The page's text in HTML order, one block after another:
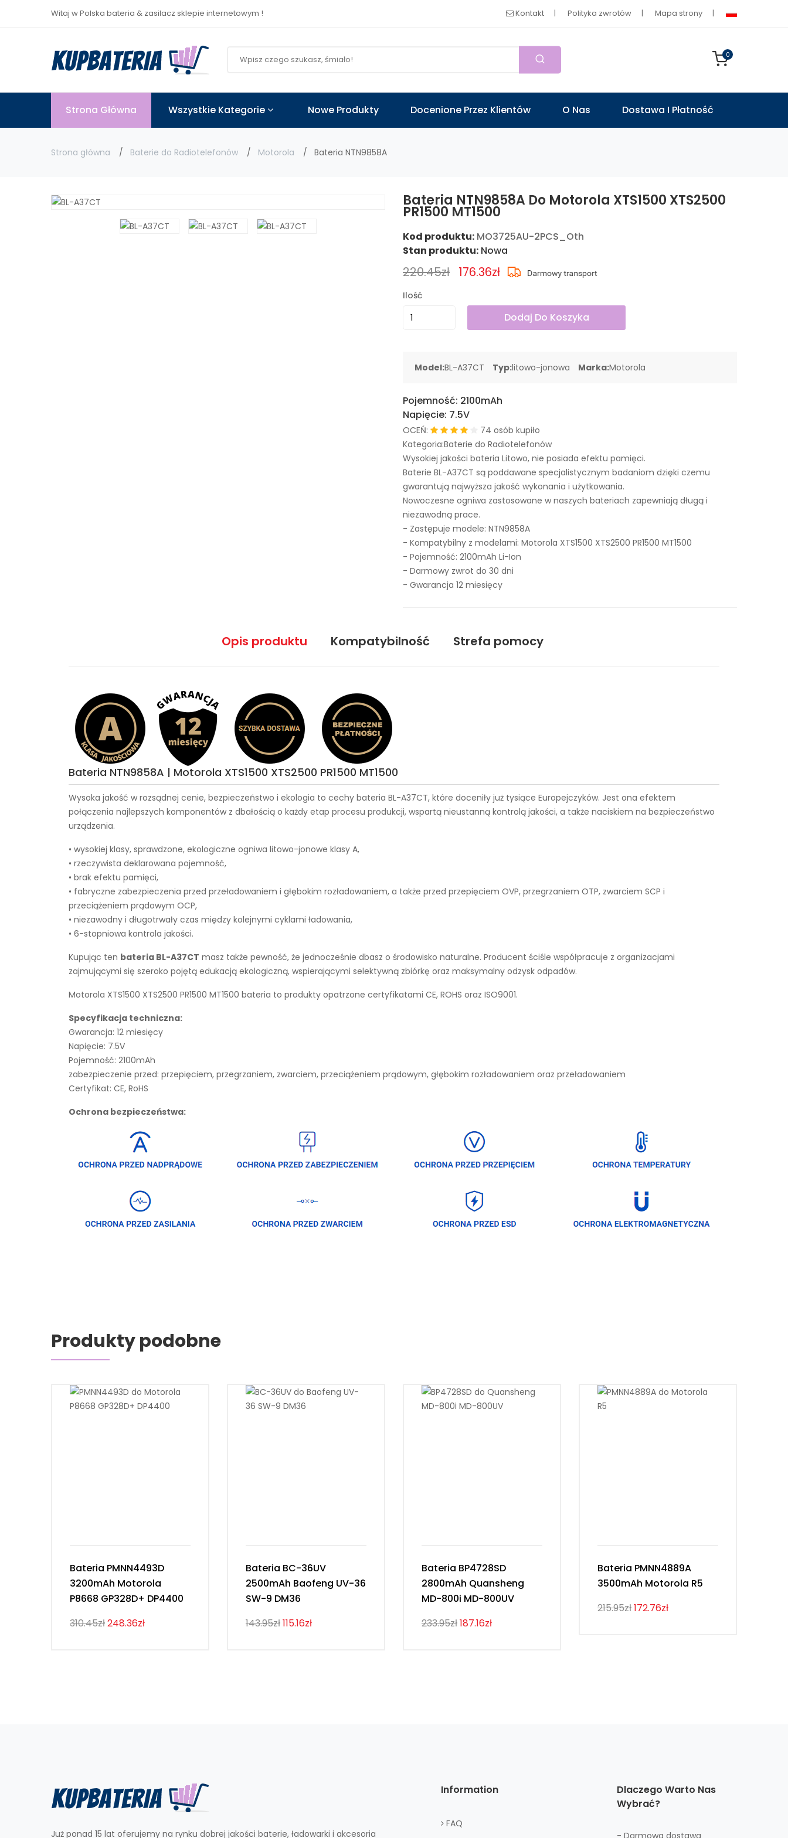
Witaj w Polska bateria & zasilacz sklepie internetowym ! Kontakt Polityka zwrotów Mapa strony
0
Strona Główna Wszystkie Kategorie Nowe Produkty Docenione Przez Klientów O Nas Dostawa I Płatność
Strona główna Baterie do Radiotelefonów Motorola Bateria NTN9858A
Bateria NTN9858A Do Motorola XTS1500 XTS2500
PR1500 MT1500
Kod produktu: MO3725AU-2PCS_Oth
Stan produktu: Nowa
220.45zł 176.36zł
Ilość
Dodaj Do Koszyka
Model:BL-A37CT Typ:litowo-jonowa Marka:Motorola
Pojemność: 2100mAh
Napięcie: 7.5V
OCEŃ:
74 osób kupiło
Kategoria:Baterie do Radiotelefonów
Wysokiej jakości bateria Litowo, nie posiada efektu pamięci.
Baterie BL-A37CT są poddawane specjalistycznym badaniom dzięki czemu
gwarantują najwyższa jakość wykonania i użytkowania.
Nowoczesne ogniwa zastosowane w naszych bateriach zapewniają długą i
niezawodną prace.
- Zastępuje modele: NTN9858A
- Kompatybilny z modelami: Motorola XTS1500 XTS2500 PR1500 MT1500
- Pojemność: 2100mAh Li-Ion
- Darmowy zwrot do 30 dni
- Gwarancja 12 miesięcy
Opis produktu Kompatybilność Strefa pomocy
Bateria NTN9858A | Motorola XTS1500 XTS2500 PR1500 MT1500
Wysoka jakość w rozsądnej cenie, bezpieczeństwo i ekologia to cechy bateria BL-A37CT, które doceniły już tysiące Europejczyków. Jest ona efektem
połączenia najlepszych komponentów z dbałością o każdy etap procesu produkcji, wspartą nieustanną kontrolą jakości, a także naciskiem na bezpieczeństwo
urządzenia.
• wysokiej klasy, sprawdzone, ekologiczne ogniwa litowo-jonowe klasy A,
• rzeczywista deklarowana pojemność,
• brak efektu pamięci,
• fabryczne zabezpieczenia przed przeładowaniem i głębokim rozładowaniem, a także przed przepięciem OVP, przegrzaniem OTP, zwarciem SCP i
przeciążeniem prądowym OCP,
• niezawodny i długotrwały czas między kolejnymi cyklami ładowania,
• 6-stopniowa kontrola jakości.
Kupując ten bateria BL-A37CT masz także pewność, że jednocześnie dbasz o środowisko naturalne. Producent ściśle współpracuje z organizacjami
zajmującymi się szeroko pojętą edukacją ekologiczną, wspierającymi selektywną zbiórkę oraz maksymalny odzysk odpadów.
Motorola XTS1500 XTS2500 PR1500 MT1500 bateria to produkty opatrzone certyfikatami CE, ROHS oraz ISO9001.
Specyfikacja techniczna:
Gwarancja: 12 miesięcy
Napięcie: 7.5V
Pojemność: 2100mAh
zabezpieczenie przed: przepięciem, przegrzaniem, zwarciem, przeciążeniem prądowym, głębokim rozładowaniem oraz przeładowaniem
Certyfikat: CE, RoHS
Ochrona bezpieczeństwa:
Produkty podobne
Bateria PMNN4493D
3200mAh Motorola
P8668 GP328D+ DP4400
310.45zł248.36zł
Bateria BC-36UV
2500mAh Baofeng UV-36
SW-9 DM36
143.95zł115.16zł
Bateria BP4728SD
2800mAh Quansheng
MD-800i MD-800UV
233.95zł187.16zł
Bateria PMNN4889A
3500mAh Motorola R5
215.95zł172.76zł
Już ponad 15 lat oferujemy na rynku dobrej jakości baterie, ładowarki i akcesoria
Information
FAQ
Dlaczego Warto Nas
Wybrać?
- Darmowa dostawa